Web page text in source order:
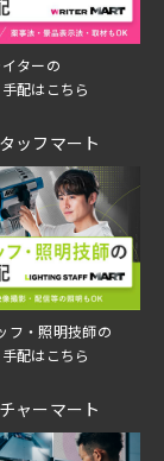
イターの
配はこちら
ッフマート
フ・照明技師の
配はこちら
ャーマート